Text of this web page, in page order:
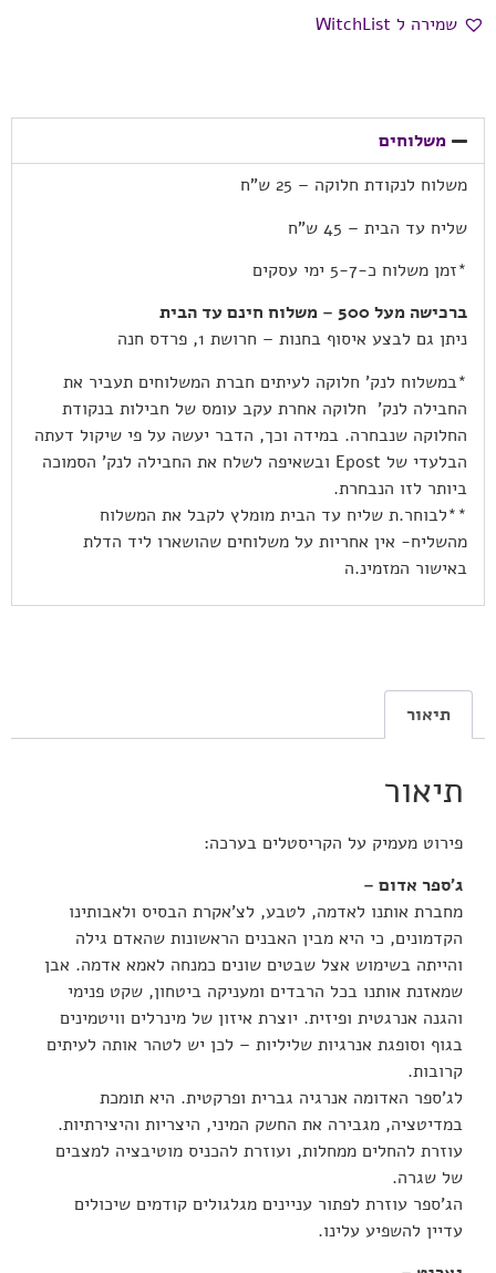
שמירה ל WitchList
משלוחים
משלוח לנקודת חלוקה – 25 ש”ח
שליח עד הבית – 45 ש”ח
*זמן משלוח כ-5-7 ימי עסקים
ברכישה מעל 500 – משלוח חינם עד הבית
ניתן גם לבצע איסוף בחנות – חרושת 1, פרדס חנה
*במשלוח לנק’ חלוקה לעיתים חברת המשלוחים תעביר את
החבילה לנק’ חלוקה אחרת עקב עומס של חבילות בנקודת
החלוקה שנבחרה. במידה וכך, הדבר יעשה על פי שיקול דעתה
הבלעדי של Epost ובשאיפה לשלח את החבילה לנק’ הסמוכה
ביותר לזו הנבחרת.
**לבוחר.ת שליח עד הבית מומלץ לקבל את המשלוח
מהשליח- אין אחריות על משלוחים שהושארו ליד הדלת
באישור המזמינ.ה
תיאור
תיאור
פירוט מעמיק על הקריסטלים בערכה:
ג’ספר אדום –
מחברת אותנו לאדמה, לטבע, לצ’אקרת הבסיס ולאבותינו
הקדמונים, כי היא מבין האבנים הראשונות שהאדם גילה
והייתה בשימוש אצל שבטים שונים כמנחה לאמא אדמה. אבן
שמאזנת אותנו בכל הרבדים ומעניקה ביטחון, שקט פנימי
והגנה אנרגטית ופיזית. יוצרת איזון של מינרלים וויטמינים
בגוף וסופגת אנרגיות שליליות – לכן יש לטהר אותה לעיתים
קרובות.
לג’ספר האדומה אנרגיה גברית ופרקטית. היא תומכת
במדיטציה, מגבירה את החשק המיני, היצריות והיצירתיות.
עוזרת להחלים ממחלות, ועוזרת להכניס מוטיבציה למצבים
של שגרה.
הג’ספר עוזרת לפתור עניינים מגלגולים קודמים שיכולים
עדיין להשפיע עלינו.